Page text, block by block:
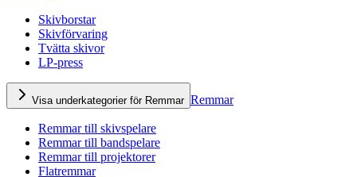
Skivborstar
Skivförvaring
Tvätta skivor
LP-press
Visa underkategorier för Remmar Remmar
Remmar till skivspelare
Remmar till bandspelare
Remmar till projektorer
Flatremmar